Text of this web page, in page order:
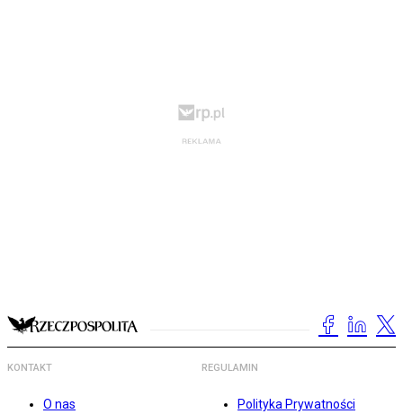
KONTAKT
O nas
REGULAMIN
Polityka Prywatności